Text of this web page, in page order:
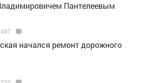
Пантелеевым
начался ремонт дорожного